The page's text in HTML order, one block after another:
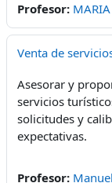
Profesor:
Venta de
Asesorar y
servicios
solicitudes y
expectativas.
Profesor: